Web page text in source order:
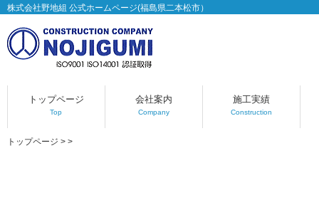
株式会社野地組 公式ホームページ(福島県二本松市）
トップページ
Top
会社案内
Company
施工実績
Construction
トップページ > >